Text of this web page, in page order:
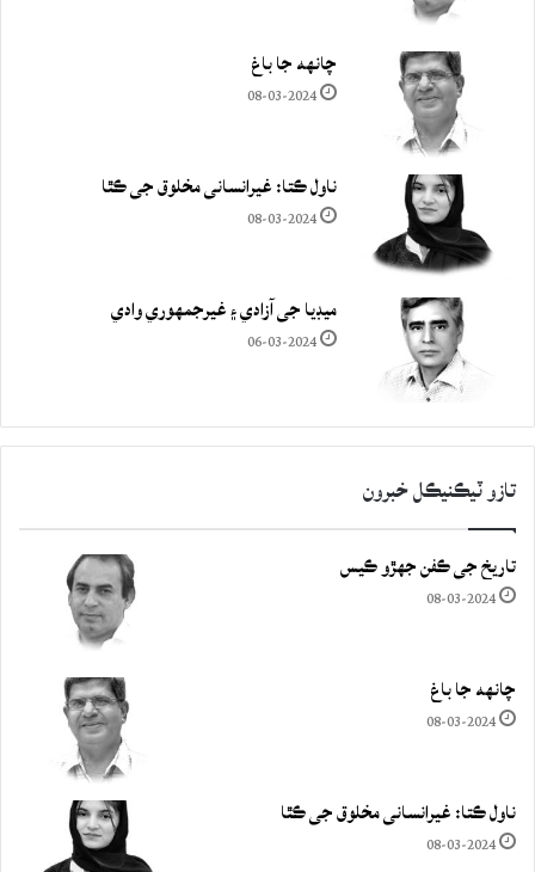
چانهه جا باغ
08-03-2024
ناول ڪتا: غيرانساني مخلوق جي ڪٿا
08-03-2024
ميڊيا جي آزادي ۽ غيرجمھوري وادي
06-03-2024
تازو ٽيڪنيڪل خبرون
تاريخ جي ڪفن جھڙو ڪيس
08-03-2024
چانهه جا باغ
08-03-2024
ناول ڪتا: غيرانساني مخلوق جي ڪٿا
08-03-2024